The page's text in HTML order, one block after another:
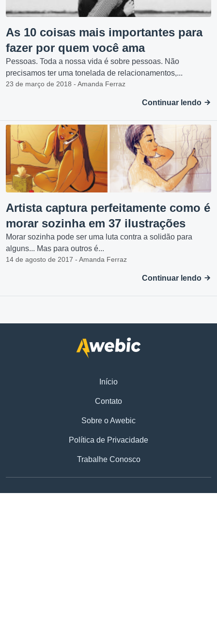
As 10 coisas mais importantes para
fazer por quem você ama
Pessoas. Toda a nossa vida é sobre pessoas. Não
precisamos ter uma tonelada de relacionamentos,...
23 de março de 2018 - Amanda Ferraz
Continuar lendo
Artista captura perfeitamente como é
morar sozinha em 37 ilustrações
Morar sozinha pode ser uma luta contra a solidão para
alguns... Mas para outros é...
14 de agosto de 2017 - Amanda Ferraz
Continuar lendo
Início
Contato
Sobre o Awebic
Política de Privacidade
Trabalhe Conosco